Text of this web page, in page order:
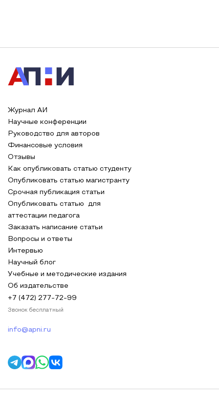
Журнал АИ
Научные конференции
Руководство для авторов
Финансовые условия
Отзывы
Как опубликовать статью студенту
Опубликовать статью магистранту
Срочная публикация статьи
Опубликовать статью для
аттестации педагога
Заказать написание статьи
Вопросы и ответы
Интервью
Научный блог
Учебные и методические издания
Об издательстве
+7 (472) 277-72-99
Звонок бесплатный
info@apni.ru